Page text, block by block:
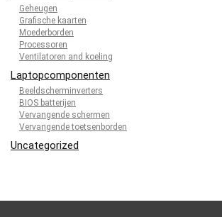
Geheugen
Grafische kaarten
Moederborden
Processoren
Ventilatoren and koeling
Laptopcomponenten
Beeldscherminverters
BIOS batterijen
Vervangende schermen
Vervangende toetsenborden
Uncategorized